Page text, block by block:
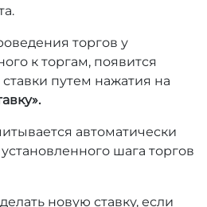
торгов у
к торгам, появится
путем нажатия на
автоматически
шага торгов
новую ставку, если